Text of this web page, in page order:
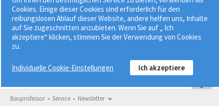
Dachleiter•Feuerwehrleiter •Feuerwehrwesen•
Fluchtleiter• Innentreppe
Bauprofessor Service Newsletter
Cookies. Einige dieser Cookies sind erforderlich für den
reibungslosen Ablauf dieser Website, andere helfen uns, Inhalte
auf Sie zugeschnitten anzubieten. Wenn Sie auf „ Ich
akzeptiere“ klicken, stimmen Sie der Verwendung von Cookies
zu.
Individuelle Cookie-Einstellungen Ich akzeptiere